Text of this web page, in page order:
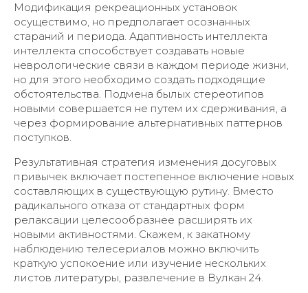
Модификация рекреационных установок
осуществимо, но предполагает осознанных
стараний и периода. Адаптивность интеллекта
интеллекта способствует создавать новые
неврологические связи в каждом периоде жизни,
но для этого необходимо создать подходящие
обстоятельства. Подмена былых стереотипов
новыми совершается не путем их сдерживания, а
через формирование альтернативных паттернов
поступков.
Результативная стратегия изменения досуговых
привычек включает постепенное включение новых
составляющих в существующую рутину. Вместо
радикального отказа от стандартных форм
релаксации целесообразнее расширять их
новыми активностями. Скажем, к закатному
наблюдению телесериалов можно включить
краткую успокоение или изучение нескольких
листов литературы, развлечение в Вулкан 24.